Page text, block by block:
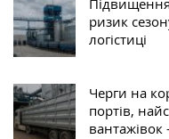
ризик
логістиці
Черги на
портів,